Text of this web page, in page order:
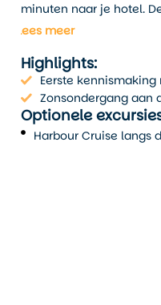
minuten naar je hotel.
aan, je merkt het aan de
Je hebt vandaag,
kans om een eerste
wandeling langs het
het sfeervolle Old Town
gebouwen en kleine
Lees meer
Highlights:
Eerste kennismaking
Zonsondergang aan
Optionele
Harbour Cruise langs